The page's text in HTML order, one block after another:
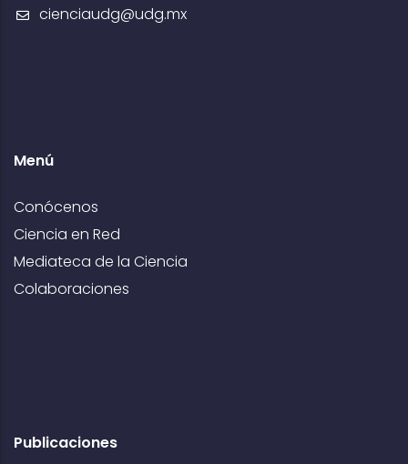
cienciaudg@udg.mx
Menú
Conócenos
Ciencia en Red
Mediateca de la Ciencia
Colaboraciones
Publicaciones